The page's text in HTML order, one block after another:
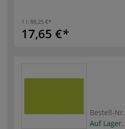
1 l: 88,25 €
17,65 €
Bestell-Nr.
Auf Lager.